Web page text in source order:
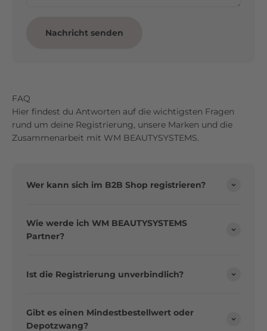
Nachricht senden
FAQ
Hier findest du Antworten auf die wichtigsten Fragen
rund um deine Registrierung, unsere Marken und die
Zusammenarbeit mit WM BEAUTYSYSTEMS.
Wer kann sich im B2B Shop registrieren?
Wie werde ich WM BEAUTYSYSTEMS
Partner?
Ist die Registrierung unverbindlich?
Gibt es einen Mindestbestellwert oder
Depotzwang?